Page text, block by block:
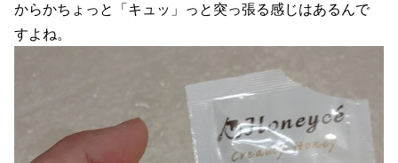
からかちょっと「キュッ」っと突っ張る感じはあるんで
すよね。